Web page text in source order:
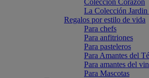
Colección Corazón
La Colección Jardin
Regalos por estilo de vida
Para chefs
Para anfitriones
Para pasteleros
Para Amantes del
Para amantes del
Para Mascotas